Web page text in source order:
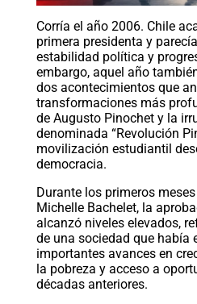
Corría el año 2006. Chile
primera presidenta y
estabilidad política y
embargo, aquel año
dos acontecimientos que
transformaciones más
de Augusto Pinochet y la
denominada “Revolución
movilización estudiantil
democracia.
Durante los primeros
Michelle Bachelet, la
alcanzó niveles elevados,
de una sociedad que había
importantes avances en
la pobreza y acceso a
décadas anteriores.